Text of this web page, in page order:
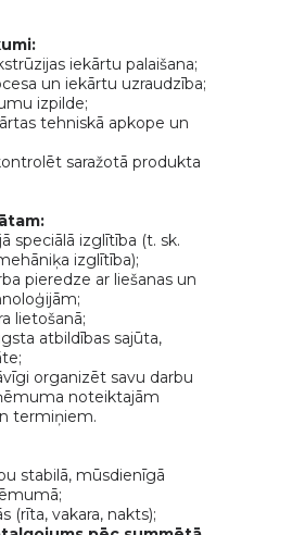
iekārtu palaišana;
un iekārtu uzraudzība;
izpilde;
tehniskā apkope un
saražotā produkta
speciālā izglītība (t. sk.
izglītība);
pieredze ar liešanas un
lietošanā;
atbildības sajūta,
organizēt savu darbu
noteiktajām
termiņiem.
stabilā, mūsdienīgā
(rīta, vakara, nakts);